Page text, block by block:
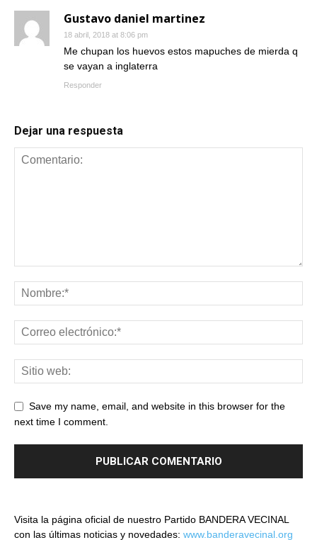
Gustavo daniel martinez
18 abril, 2018 at 8:06 pm
Me chupan los huevos estos mapuches de mierda q
se vayan a inglaterra
Responder
Dejar una respuesta
Save my name, email, and website in this browser for the
next time I comment.
Visita la página oficial de nuestro Partido BANDERA VECINAL
con las últimas noticias y novedades: www.banderavecinal.org